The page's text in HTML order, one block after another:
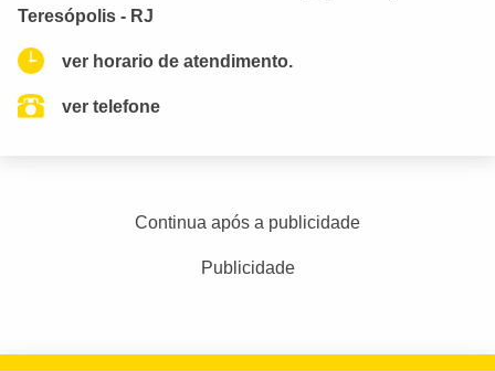
Teresópolis - RJ
ver horario de atendimento.
ver telefone
Continua após a publicidade
Publicidade